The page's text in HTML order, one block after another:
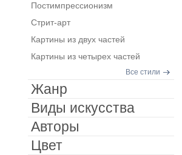
Постимпрессионизм
Стрит-арт
Картины из двух частей
Картины из четырех частей
Все стили
Жанр
Виды искусства
Авторы
Цвет